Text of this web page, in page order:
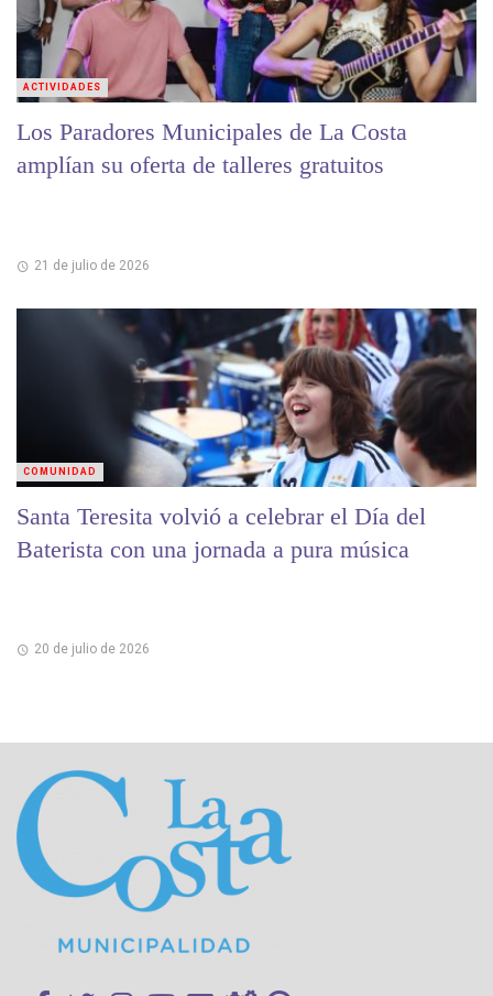
Los Paradores Municipales de La Costa
amplían su oferta de talleres gratuitos
21 de julio de 2026
ACTIVIDADES
Santa Teresita volvió a celebrar el Día del
Baterista con una jornada a pura música
20 de julio de 2026
COMUNIDAD